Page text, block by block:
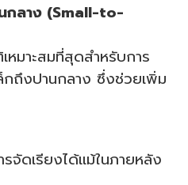
กลาง (Small-to-
หมาะสมที่สุดสำหรับการ
กถึงปานกลาง ซึ่งช่วยเพิ่ม
จัดเรียงได้แม้ในภายหลัง